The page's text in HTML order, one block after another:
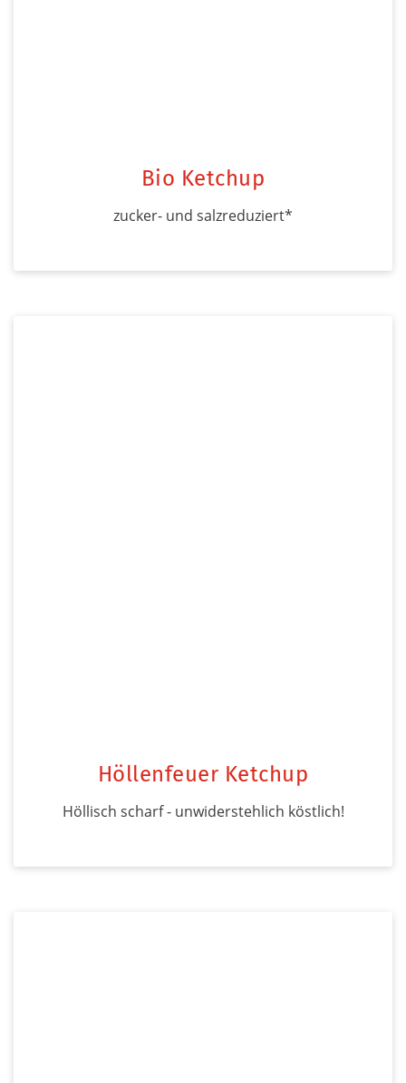
Bio Ketchup
zucker- und salzreduziert*
Höllenfeuer Ketchup
Höllisch scharf - unwiderstehlich köstlich!